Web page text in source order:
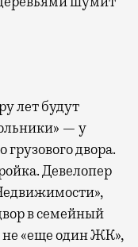
лет будут
— у
двора.
Девелопер
в семейный
не «еще один ЖК»,